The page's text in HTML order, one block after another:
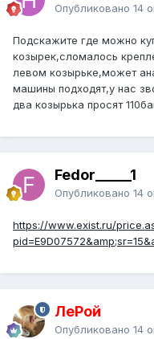
Опубликовано 14
Подскажите где можно
козырек,сломалось
левом козырьке,может
машины подходят,у нас
два козырька просят
Fedor_____1
Опубликовано 14
https://www.exist.ru/
ЛеРой
Опубликовано 14